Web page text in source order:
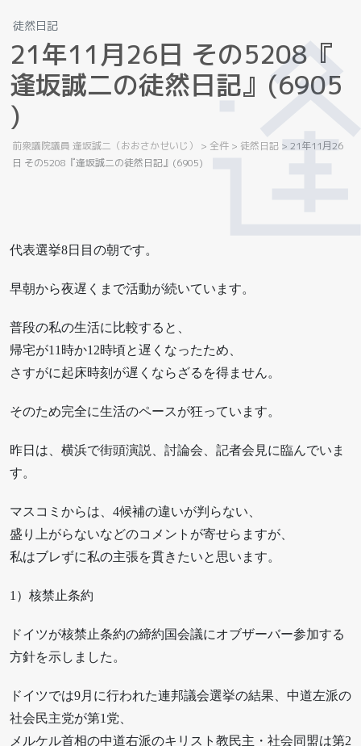
徒然日記
21年11月26日 その5208 『
逢坂誠二の徒然日記』 (6905
)
前衆議院議員 逢坂誠二（おおさかせいじ） > 全件 > 徒然日記 >21年11月26
日 その5208『逢坂誠二の徒然日記』(6905)
代表選挙8日目の朝です。
早朝から夜遅くまで活動が続いています。
普段の私の生活に比較すると、
帰宅が11時か12時頃と遅くなったため、
さすがに起床時刻が遅くならざるを得ません。
そのため完全に生活のペースが狂っています。
昨日は、横浜で街頭演説、討論会、記者会見に臨んでいま
す。
マスコミからは、4候補の違いが判らない、
盛り上がらないなどのコメントが寄せらますが、
私はブレずに私の主張を貫きたいと思います。
1）核禁止条約
ドイツが核禁止条約の締約国会議にオブザーバー参加する
方針を示しました。
ドイツでは9月に行われた連邦議会選挙の結果、中道左派の
社会民主党が第1党、
メルケル首相の中道右派のキリスト教民主・社会同盟は第2